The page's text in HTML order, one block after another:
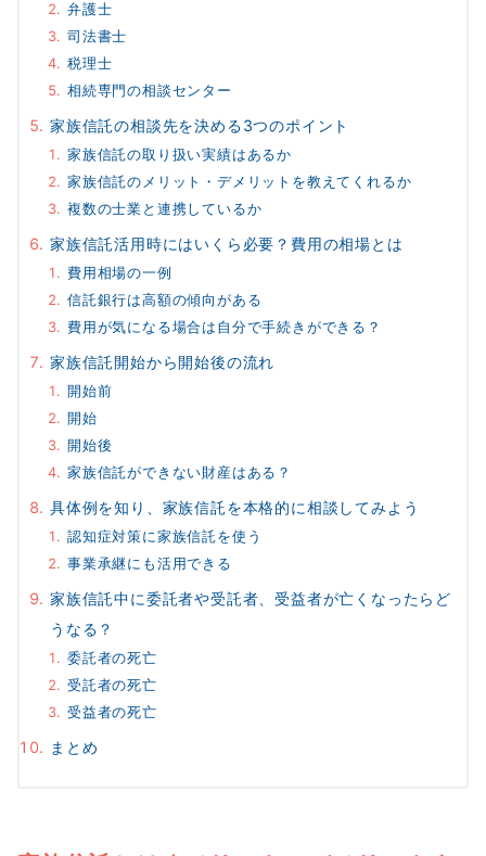
弁護士
司法書士
税理士
相続専門の相談センター
家族信託の相談先を決める3つのポイント
家族信託の取り扱い実績はあるか
家族信託のメリット・デメリットを教えてくれるか
複数の士業と連携しているか
家族信託活用時にはいくら必要？費用の相場とは
費用相場の一例
信託銀行は高額の傾向がある
費用が気になる場合は自分で手続きができる？
家族信託開始から開始後の流れ
開始前
開始
開始後
家族信託ができない財産はある？
具体例を知り、家族信託を本格的に相談してみよう
認知症対策に家族信託を使う
事業承継にも活用できる
家族信託中に委託者や受託者、受益者が亡くなったらど
うなる？
委託者の死亡
受託者の死亡
受益者の死亡
まとめ